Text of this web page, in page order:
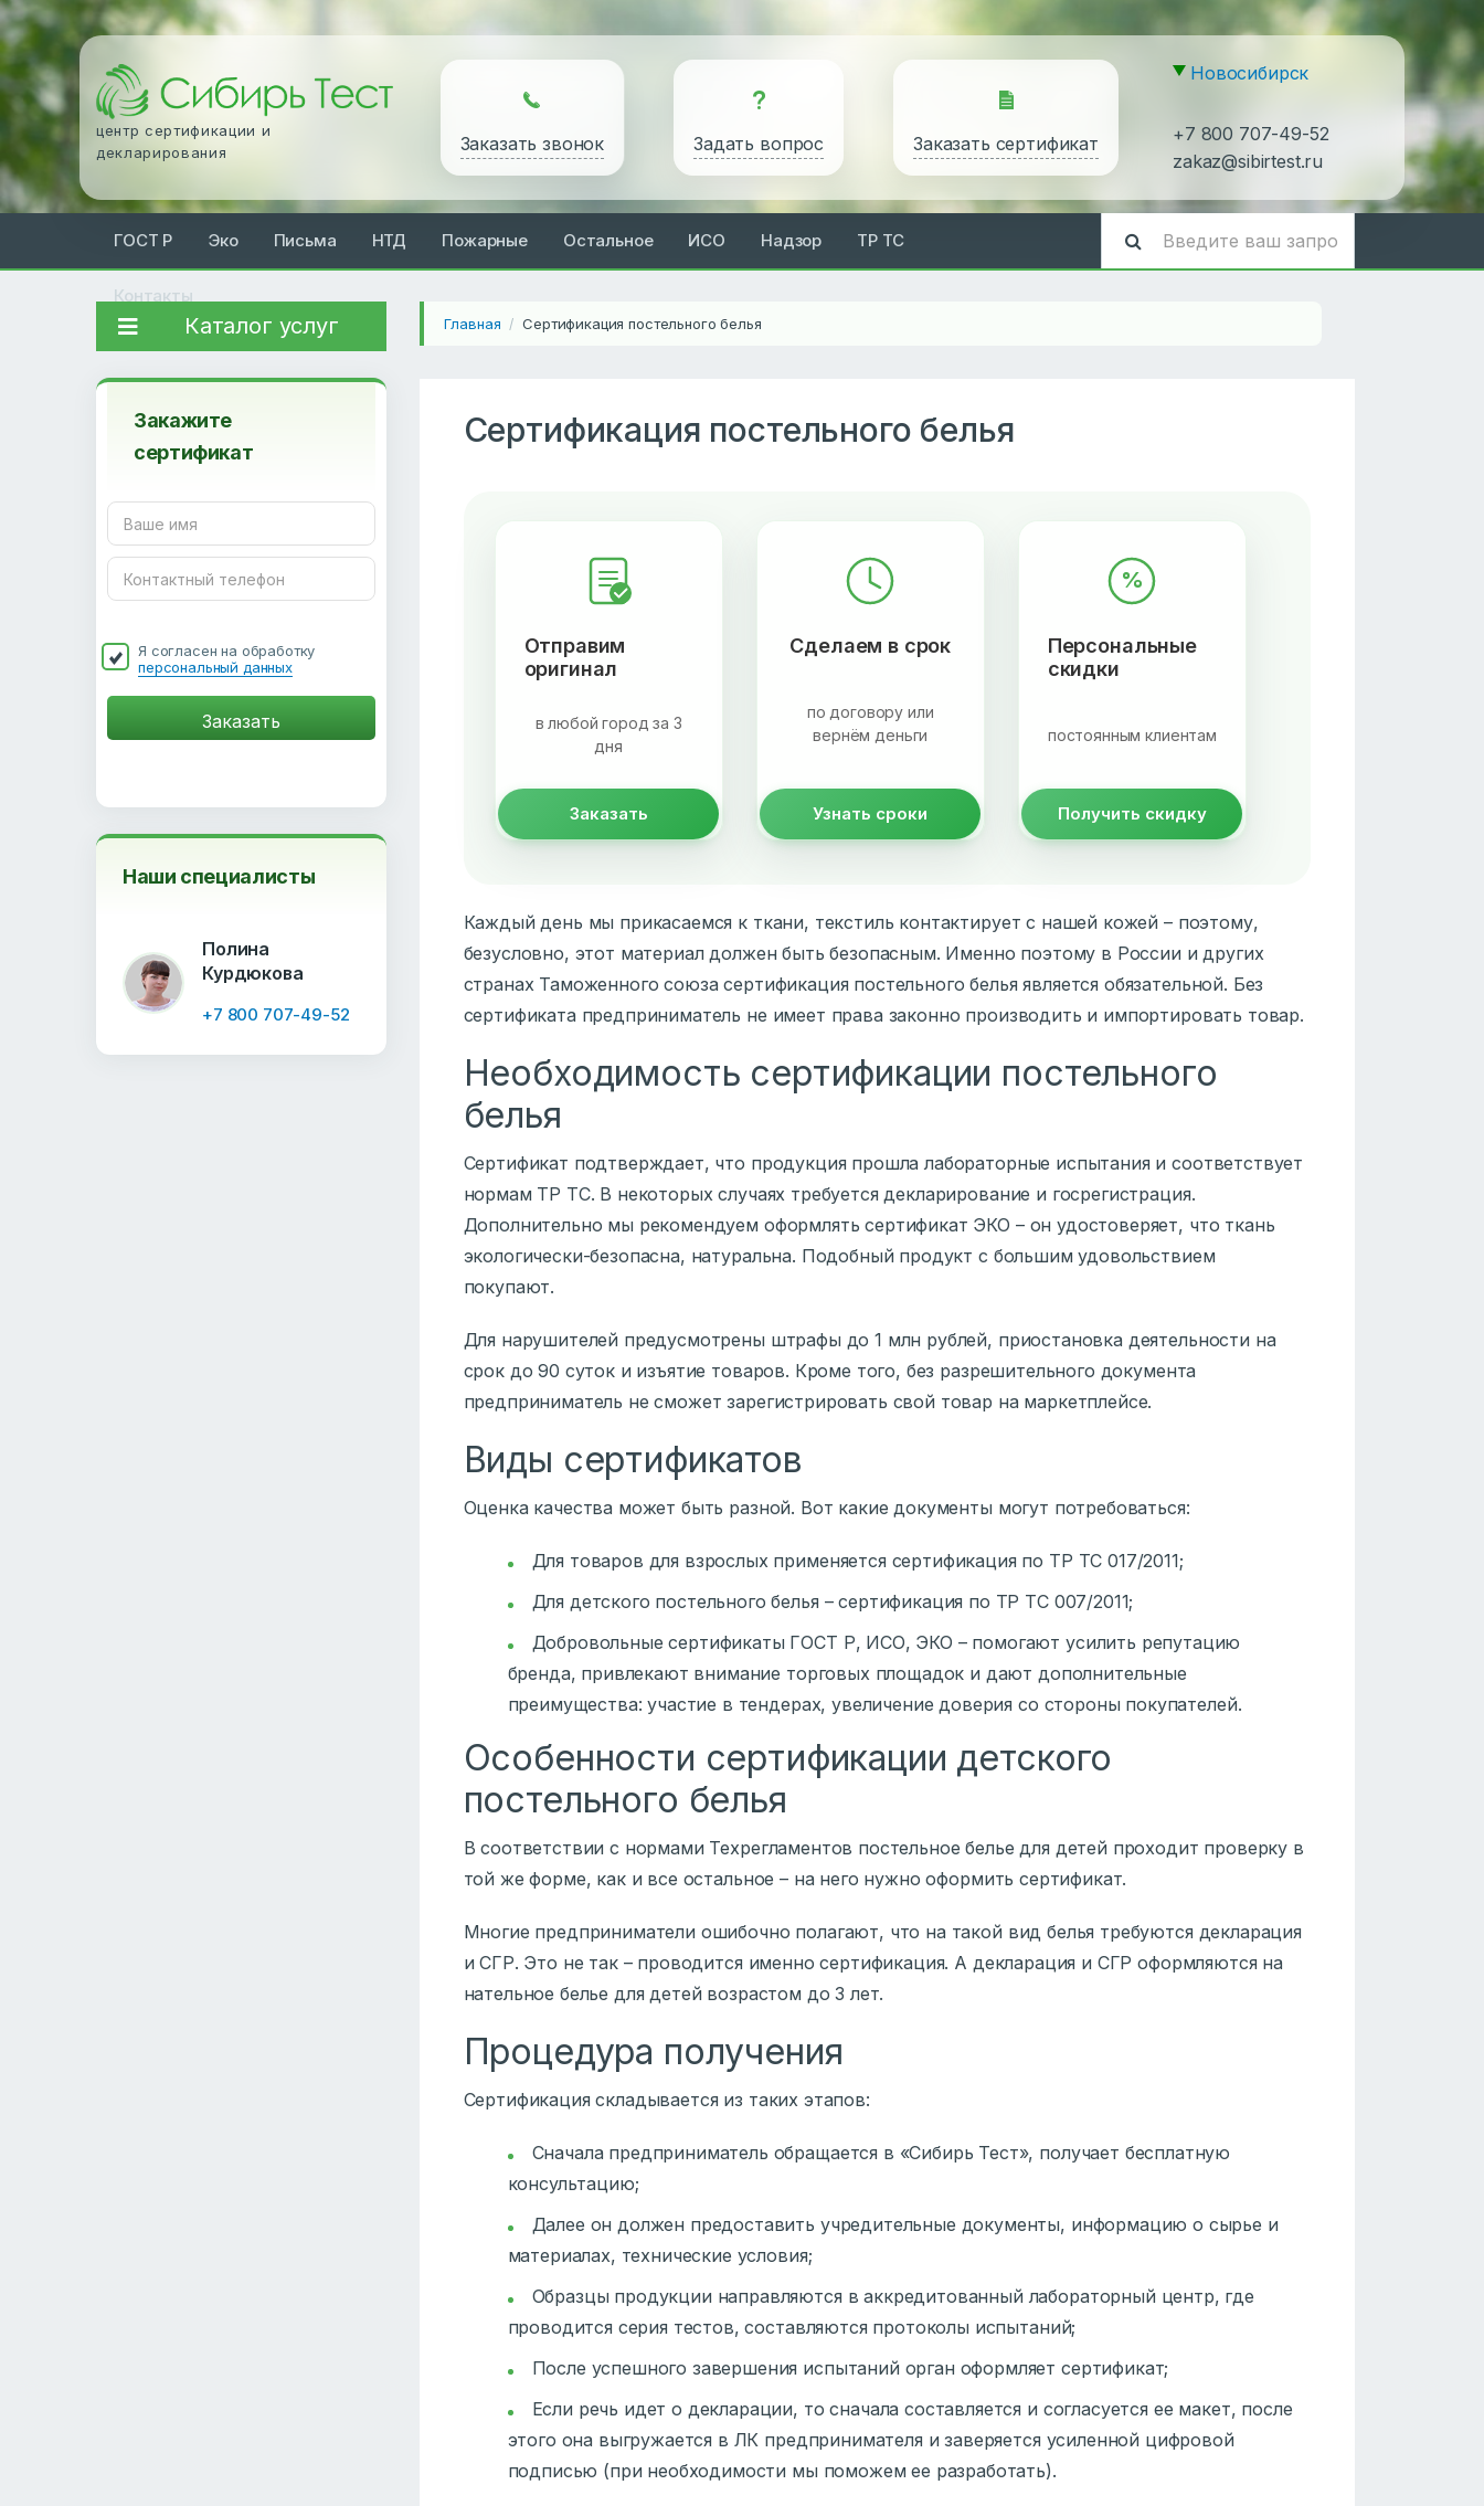
центр сертификации и
декларирования
Заказать звонок Задать вопрос Заказать сертификат
Новосибирск
+7 800 707-49-52
zakaz@sibirtest.ru
ГОСТ Р Эко Письма НТД Пожарные Остальное ИСО Надзор ТР ТС
Контакты
Каталог услуг
Закажите
сертификат
Я согласен на обработку
персональный данных
Наши специалисты
Полина
Курдюкова
+7 800 707-49-52
Главная / Сертификация постельного белья
Сертификация постельного белья
Отправим
оригинал
в любой город за 3
дня
Заказать
Сделаем в срок
по договору или
вернём деньги
Узнать сроки
%
Персональные
скидки
постоянным клиентам
Получить скидку
Каждый день мы прикасаемся к ткани, текстиль контактирует с нашей кожей – поэтому,
безусловно, этот материал должен быть безопасным. Именно поэтому в России и других
странах Таможенного союза сертификация постельного белья является обязательной. Без
сертификата предприниматель не имеет права законно производить и импортировать товар.
Необходимость сертификации постельного
белья
Сертификат подтверждает, что продукция прошла лабораторные испытания и соответствует
нормам ТР ТС. В некоторых случаях требуется декларирование и госрегистрация.
Дополнительно мы рекомендуем оформлять сертификат ЭКО – он удостоверяет, что ткань
экологически-безопасна, натуральна. Подобный продукт с большим удовольствием
покупают.
Для нарушителей предусмотрены штрафы до 1 млн рублей, приостановка деятельности на
срок до 90 суток и изъятие товаров. Кроме того, без разрешительного документа
предприниматель не сможет зарегистрировать свой товар на маркетплейсе.
Виды сертификатов
Оценка качества может быть разной. Вот какие документы могут потребоваться:
Для товаров для взрослых применяется сертификация по ТР ТС 017/2011;
Для детского постельного белья – сертификация по ТР ТС 007/2011;
Добровольные сертификаты ГОСТ Р, ИСО, ЭКО – помогают усилить репутацию
бренда, привлекают внимание торговых площадок и дают дополнительные
преимущества: участие в тендерах, увеличение доверия со стороны покупателей.
Особенности сертификации детского
постельного белья
В соответствии с нормами Техрегламентов постельное белье для детей проходит проверку в
той же форме, как и все остальное – на него нужно оформить сертификат.
Многие предприниматели ошибочно полагают, что на такой вид белья требуются декларация
и СГР. Это не так – проводится именно сертификация. А декларация и СГР оформляются на
нательное белье для детей возрастом до 3 лет.
Процедура получения
Сертификация складывается из таких этапов:
Сначала предприниматель обращается в «Сибирь Тест», получает бесплатную
консультацию;
Далее он должен предоставить учредительные документы, информацию о сырье и
материалах, технические условия;
Образцы продукции направляются в аккредитованный лабораторный центр, где
проводится серия тестов, составляются протоколы испытаний;
После успешного завершения испытаний орган оформляет сертификат;
Если речь идет о декларации, то сначала составляется и согласуется ее макет, после
этого она выгружается в ЛК предпринимателя и заверяется усиленной цифровой
подписью (при необходимости мы поможем ее разработать).